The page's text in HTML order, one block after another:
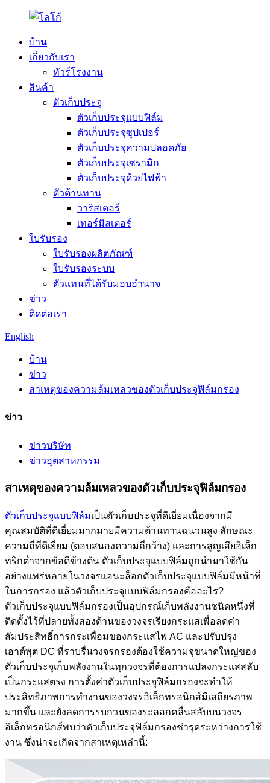
บ้าน
เกี่ยวกับเรา
ทัวร์โรงงาน
สินค้า
ตัวเก็บประจุ
ตัวเก็บประจุแบบฟิล์ม
ตัวเก็บประจุซุปเปอร์
ตัวเก็บประจุความปลอดภัย
ตัวเก็บประจุเซรามิก
ตัวเก็บประจุด้วยไฟฟ้า
ตัวต้านทาน
วาริสเตอร์
เทอร์มิสเตอร์
ใบรับรอง
ใบรับรองผลิตภัณฑ์
ใบรับรองระบบ
ตัวแทนที่ได้รับมอบอำนาจ
ข่าว
ติดต่อเรา
English
บ้าน
ข่าว
สาเหตุของความล้มเหลวของตัวเก็บประจุฟิล์มกรอง
ข่าว
ข่าวบริษัท
ข่าวอุตสาหกรรม
สาเหตุของความล้มเหลวของตัวเก็บประจุฟิล์มกรอง
ตัวเก็บประจุแบบฟิล์มเป็นตัวเก็บประจุที่ดีเยี่ยมเนื่องจากมี
คุณสมบัติที่ดีเยี่ยมมากมายมีความต้านทานฉนวนสูง ลักษณะ
ความถี่ที่ดีเยี่ยม (ตอบสนองความถี่กว้าง) และการสูญเสียอิเล็ก
ทริกต่ำจากข้อดีข้างต้น ตัวเก็บประจุแบบฟิล์มถูกนำมาใช้กัน
อย่างแพร่หลายในวงจรแอนะล็อกตัวเก็บประจุแบบฟิล์มมีหน้าที่
ในการกรอง แล้วตัวเก็บประจุแบบฟิล์มกรองคืออะไร?
ตัวเก็บประจุแบบฟิล์มกรองเป็นอุปกรณ์เก็บพลังงานชนิดหนึ่งที่
ติดตั้งไว้ที่ปลายทั้งสองด้านของวงจรเรียงกระแสเพื่อลดค่า
สัมประสิทธิ์การกระเพื่อมของกระแสไฟ AC และปรับปรุง
เอาต์พุต DC ที่ราบรื่นวงจรกรองต้องใช้ความจุขนาดใหญ่ของ
ตัวเก็บประจุเก็บพลังงานในทุกวงจรที่ต้องการแปลงกระแสสลับ
เป็นกระแสตรง การตั้งค่าตัวเก็บประจุฟิล์มกรองจะทำให้
ประสิทธิภาพการทำงานของวงจรอิเล็กทรอนิกส์มีเสถียรภาพ
มากขึ้น และยังลดการรบกวนของระลอกคลื่นสลับบนวงจร
อิเล็กทรอนิกส์พบว่าตัวเก็บประจุฟิล์มกรองชำรุดระหว่างการใช้
งาน ซึ่งน่าจะเกิดจากสาเหตุเหล่านี้: